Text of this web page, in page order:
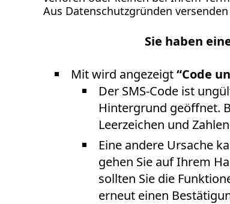
Aus Datenschutzgründen
Sie haben
Mit wird angezeigt“Code
Der SMS-Code ist
Hintergrund geöffnet.
Leerzeichen und
Eine andere Ursache
gehen Sie auf Ihrem
sollten Sie die
erneut einen